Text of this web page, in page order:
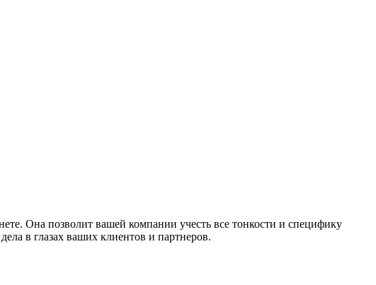
Она позволит вашей компании учесть все тонкости и специфику
в глазах ваших клиентов и партнеров.